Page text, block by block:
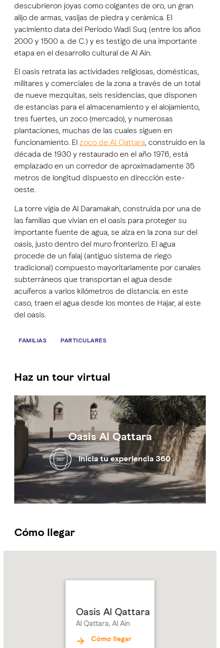
descubrieron joyas como colgantes de oro, un gran
alijo de armas, vasijas de piedra y cerámica. El
yacimiento data del Periodo Wadi Suq (entre los años
2000 y 1500 a. de C.) y es testigo de una importante
etapa en el desarrollo cultural de Al Ain.
El oasis retrata las actividades religiosas, domésticas,
militares y comerciales de la zona a través de un total
de nueve mezquitas, seis residencias, que disponen
de estancias para el almacenamiento y el alojamiento,
tres fuertes, un zoco (mercado), y numerosas
plantaciones, muchas de las cuales siguen en
funcionamiento. El zoco de Al Qattara, construido en la
década de 1930 y restaurado en el año 1976, está
emplazado en un corredor de aproximadamente 35
metros de longitud dispuesto en dirección este-
oeste.
La torre vigía de Al Daramakah, construida por una de
las familias que vivían en el oasis para proteger su
importante fuente de agua, se alza en la zona sur del
oasis, justo dentro del muro fronterizo. El agua
procede de un falaj (antiguo sistema de riego
tradicional) compuesto mayoritariamente por canales
subterráneos que transportan el agua desde
acuíferos a varios kilómetros de distancia; en este
caso, traen el agua desde los montes de Hajar, al este
del oasis.
FAMILIAS PARTICULARES
Haz un tour virtual
Oasis Al Qattara
Inicia tu experiencia 360
Cómo llegar
Al Qattara,
Oasis Al Qattara
Al Qattara, Al Ain
Cómo llegar